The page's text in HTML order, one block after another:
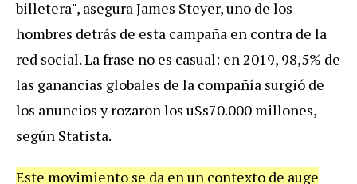
billetera", asegura James Steyer, uno de los
hombres detrás de esta campaña en contra de la
red social. La frase no es casual: en 2019, 98,5% de
las ganancias globales de la compañía surgió de
los anuncios y rozaron los u$s70.000 millones,
según Statista.
Este movimiento se da en un contexto de auge